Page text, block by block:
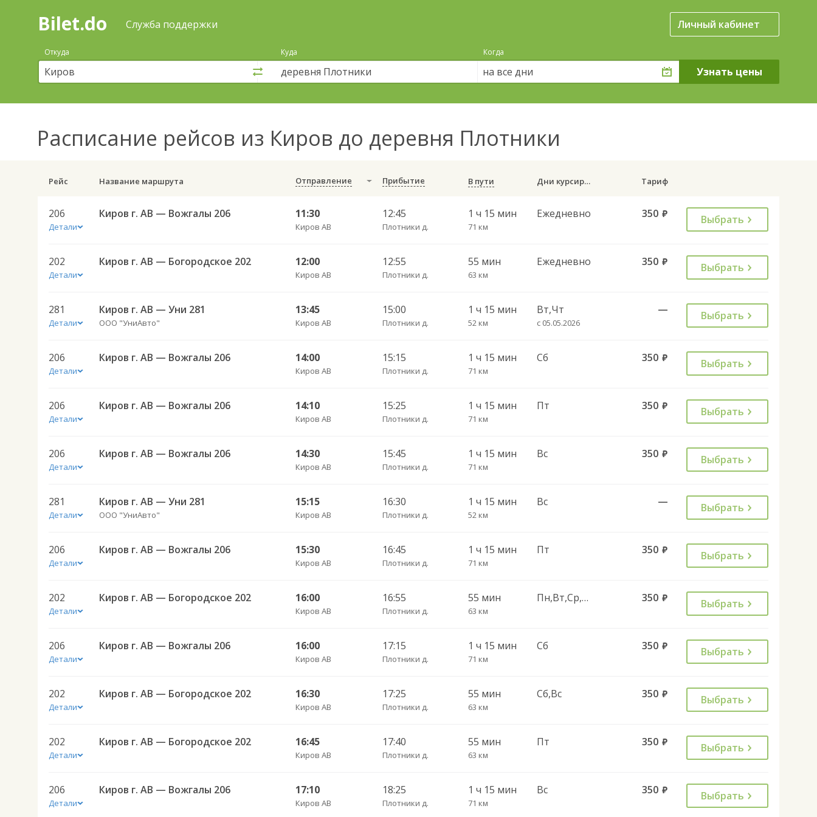
Поиск
покупка
билетов
автобус
онлайн
Bilet.do Служба поддержки Личный кабинет
Откуда Куда Когда
на все дни
Расписание рейсов из Киров до деревня Плотники
Рейс Название маршрута Отправление Прибытие В пути Дни курсирования Тариф
206
Детали
Киров г. АВ — Вожгалы 206 11:30
Киров АВ
12:45
Плотники д.
1 ч 15 мин
71 км
Ежедневно 350 руб. Выбрать
202
Детали
Киров г. АВ — Богородское 202 12:00
Киров АВ
12:55
Плотники д.
55 мин
63 км
Ежедневно 350 руб. Выбрать
281
Детали
Киров г. АВ — Уни 281
ООО "УниАвто"
13:45
Киров АВ
15:00
Плотники д.
1 ч 15 мин
52 км
Вт,Чт
с 05.05.2026
— Выбрать
206
Детали
Киров г. АВ — Вожгалы 206 14:00
Киров АВ
15:15
Плотники д.
1 ч 15 мин
71 км
Сб 350 руб. Выбрать
206
Детали
Киров г. АВ — Вожгалы 206 14:10
Киров АВ
15:25
Плотники д.
1 ч 15 мин
71 км
Пт 350 руб. Выбрать
206
Детали
Киров г. АВ — Вожгалы 206 14:30
Киров АВ
15:45
Плотники д.
1 ч 15 мин
71 км
Вс 350 руб. Выбрать
281
Детали
Киров г. АВ — Уни 281
ООО "УниАвто"
15:15
Киров АВ
16:30
Плотники д.
1 ч 15 мин
52 км
Вс — Выбрать
206
Детали
Киров г. АВ — Вожгалы 206 15:30
Киров АВ
16:45
Плотники д.
1 ч 15 мин
71 км
Пт 350 руб. Выбрать
202
Детали
Киров г. АВ — Богородское 202 16:00
Киров АВ
16:55
Плотники д.
55 мин
63 км
Пн,Вт,Ср,Чт,Пт 350 руб. Выбрать
206
Детали
Киров г. АВ — Вожгалы 206 16:00
Киров АВ
17:15
Плотники д.
1 ч 15 мин
71 км
Сб 350 руб. Выбрать
202
Детали
Киров г. АВ — Богородское 202 16:30
Киров АВ
17:25
Плотники д.
55 мин
63 км
Сб,Вс 350 руб. Выбрать
202
Детали
Киров г. АВ — Богородское 202 16:45
Киров АВ
17:40
Плотники д.
55 мин
63 км
Пт 350 руб. Выбрать
206
Детали
Киров г. АВ — Вожгалы 206 17:10
Киров АВ
18:25
Плотники д.
1 ч 15 мин
71 км
Вс 350 руб. Выбрать